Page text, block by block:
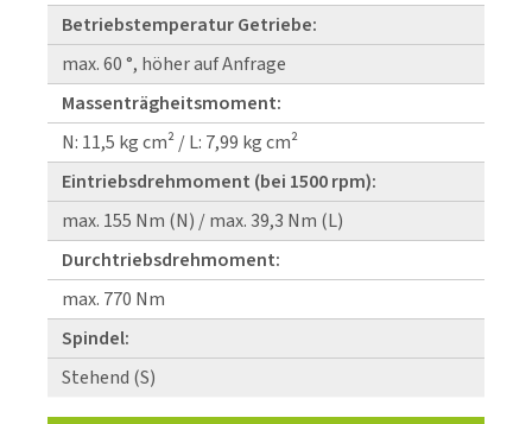
Betriebstemperatur Getriebe:
max. 60 °, höher auf Anfrage
Massenträgheitsmoment:
N: 11,5 kg cm² / L: 7,99 kg cm²
Eintriebsdrehmoment (bei 1500 rpm):
max. 155 Nm (N) / max. 39,3 Nm (L)
Durchtriebsdrehmoment:
max. 770 Nm
Spindel:
Stehend (S)